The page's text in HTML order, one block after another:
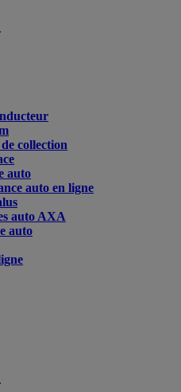
collection
auto
auto en ligne
auto AXA
auto